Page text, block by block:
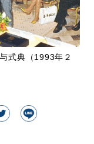
式典（1993年２